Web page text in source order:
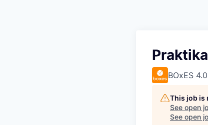
BOxES
This job is
See open
See open